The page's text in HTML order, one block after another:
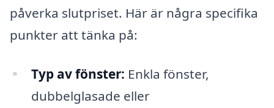
påverka slutpriset. Här är några specifika
punkter att tänka på:
Typ av fönster: Enkla fönster,
dubbelglasade eller